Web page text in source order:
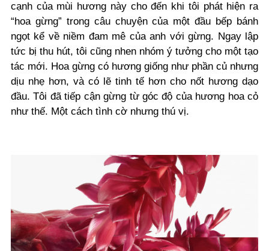
cạnh của mùi hương này cho đến khi tôi phát hiện ra
“hoa gừng” trong câu chuyện của một đầu bếp bánh
ngọt kể về niềm đam mê của anh với gừng. Ngay lập
tức bị thu hút, tôi cũng nhen nhóm ý tưởng cho một tạo
tác mới. Hoa gừng có hương giống như phần củ nhưng
dịu nhẹ hơn, và có lẽ tinh tế hơn cho nốt hương dạo
đầu. Tôi đã tiếp cận gừng từ góc độ của hương hoa cỏ
như thế. Một cách tình cờ nhưng thú vị.